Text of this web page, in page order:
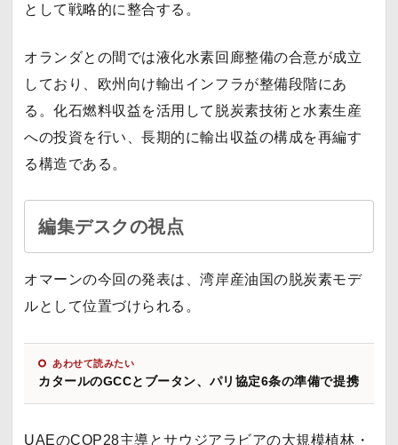
として戦略的に整合する。
オランダとの間では液化水素回廊整備の合意が成立
しており、欧州向け輸出インフラが整備段階にあ
る。化石燃料収益を活用して脱炭素技術と水素生産
への投資を行い、長期的に輸出収益の構成を再編す
る構造である。
編集デスクの視点
オマーンの今回の発表は、湾岸産油国の脱炭素モデ
ルとして位置づけられる。
あわせて読みたい
カタールのGCCとブータン、パリ協定6条の準備で提携
UAEのCOP28主導とサウジアラビアの大規模植林・